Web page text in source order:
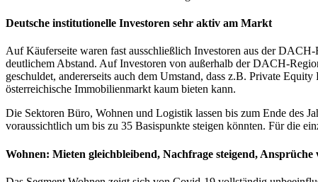
Deutsche institutionelle Investoren sehr aktiv am Markt
Auf Käuferseite waren fast ausschließlich Investoren aus der
deutlichem Abstand. Auf Investoren von außerhalb der DACH-
geschuldet, andererseits auch dem Umstand, dass z.B. Private
österreichische Immobilienmarkt kaum bieten kann.
Die Sektoren Büro, Wohnen und Logistik lassen bis zum Ende des
voraussichtlich um bis zu 35 Basispunkte steigen könnten. Für die
Wohnen: Mieten gleichbleibend, Nachfrage steigend, Ansprüche